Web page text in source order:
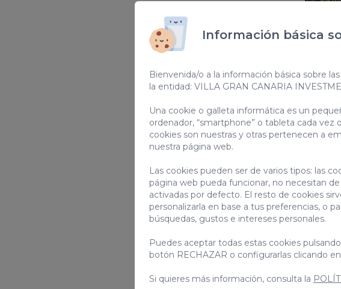
centro,
Información básica
Bienvenida/o a la información básica sobre
la entidad: VILLA GRAN CANARIA
Una cookie o galleta informática es un
ordenador, “smartphone” o tableta cada vez
cookies son nuestras y otras pertenecen a
nuestra página web.
Las cookies pueden ser de varios tipos: las
página web pueda funcionar, no necesitan
activadas por defecto. El resto de cookies
personalizarla en base a tus preferencias, o
búsquedas, gustos e intereses personales.
Puedes aceptar todas estas cookies
botón RECHAZAR o configurarlas clicando
Si quieres más información, consulta la